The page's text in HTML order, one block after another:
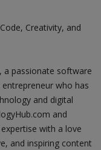
Creativity, and
a passionate software
who has
and digital
and
with a love
and inspiring content